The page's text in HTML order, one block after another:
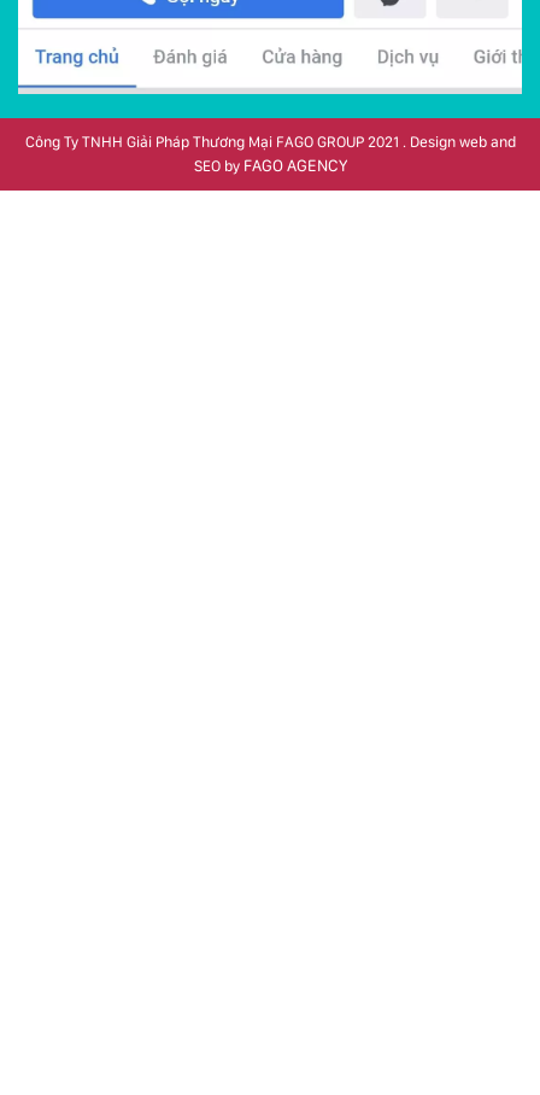
Công Ty TNHH Giải Pháp Thương Mại FAGO GROUP 2021 . Design web and
SEO by FAGO AGENCY